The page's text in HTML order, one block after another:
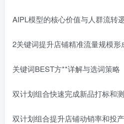
AIPL模型的核心价值与人群流转
2关键词提升店铺精准流量规模
关键词BEST方**详解与选词策略
双计划组合快速完成新品打标和
双计划组合提升店铺动销率和投